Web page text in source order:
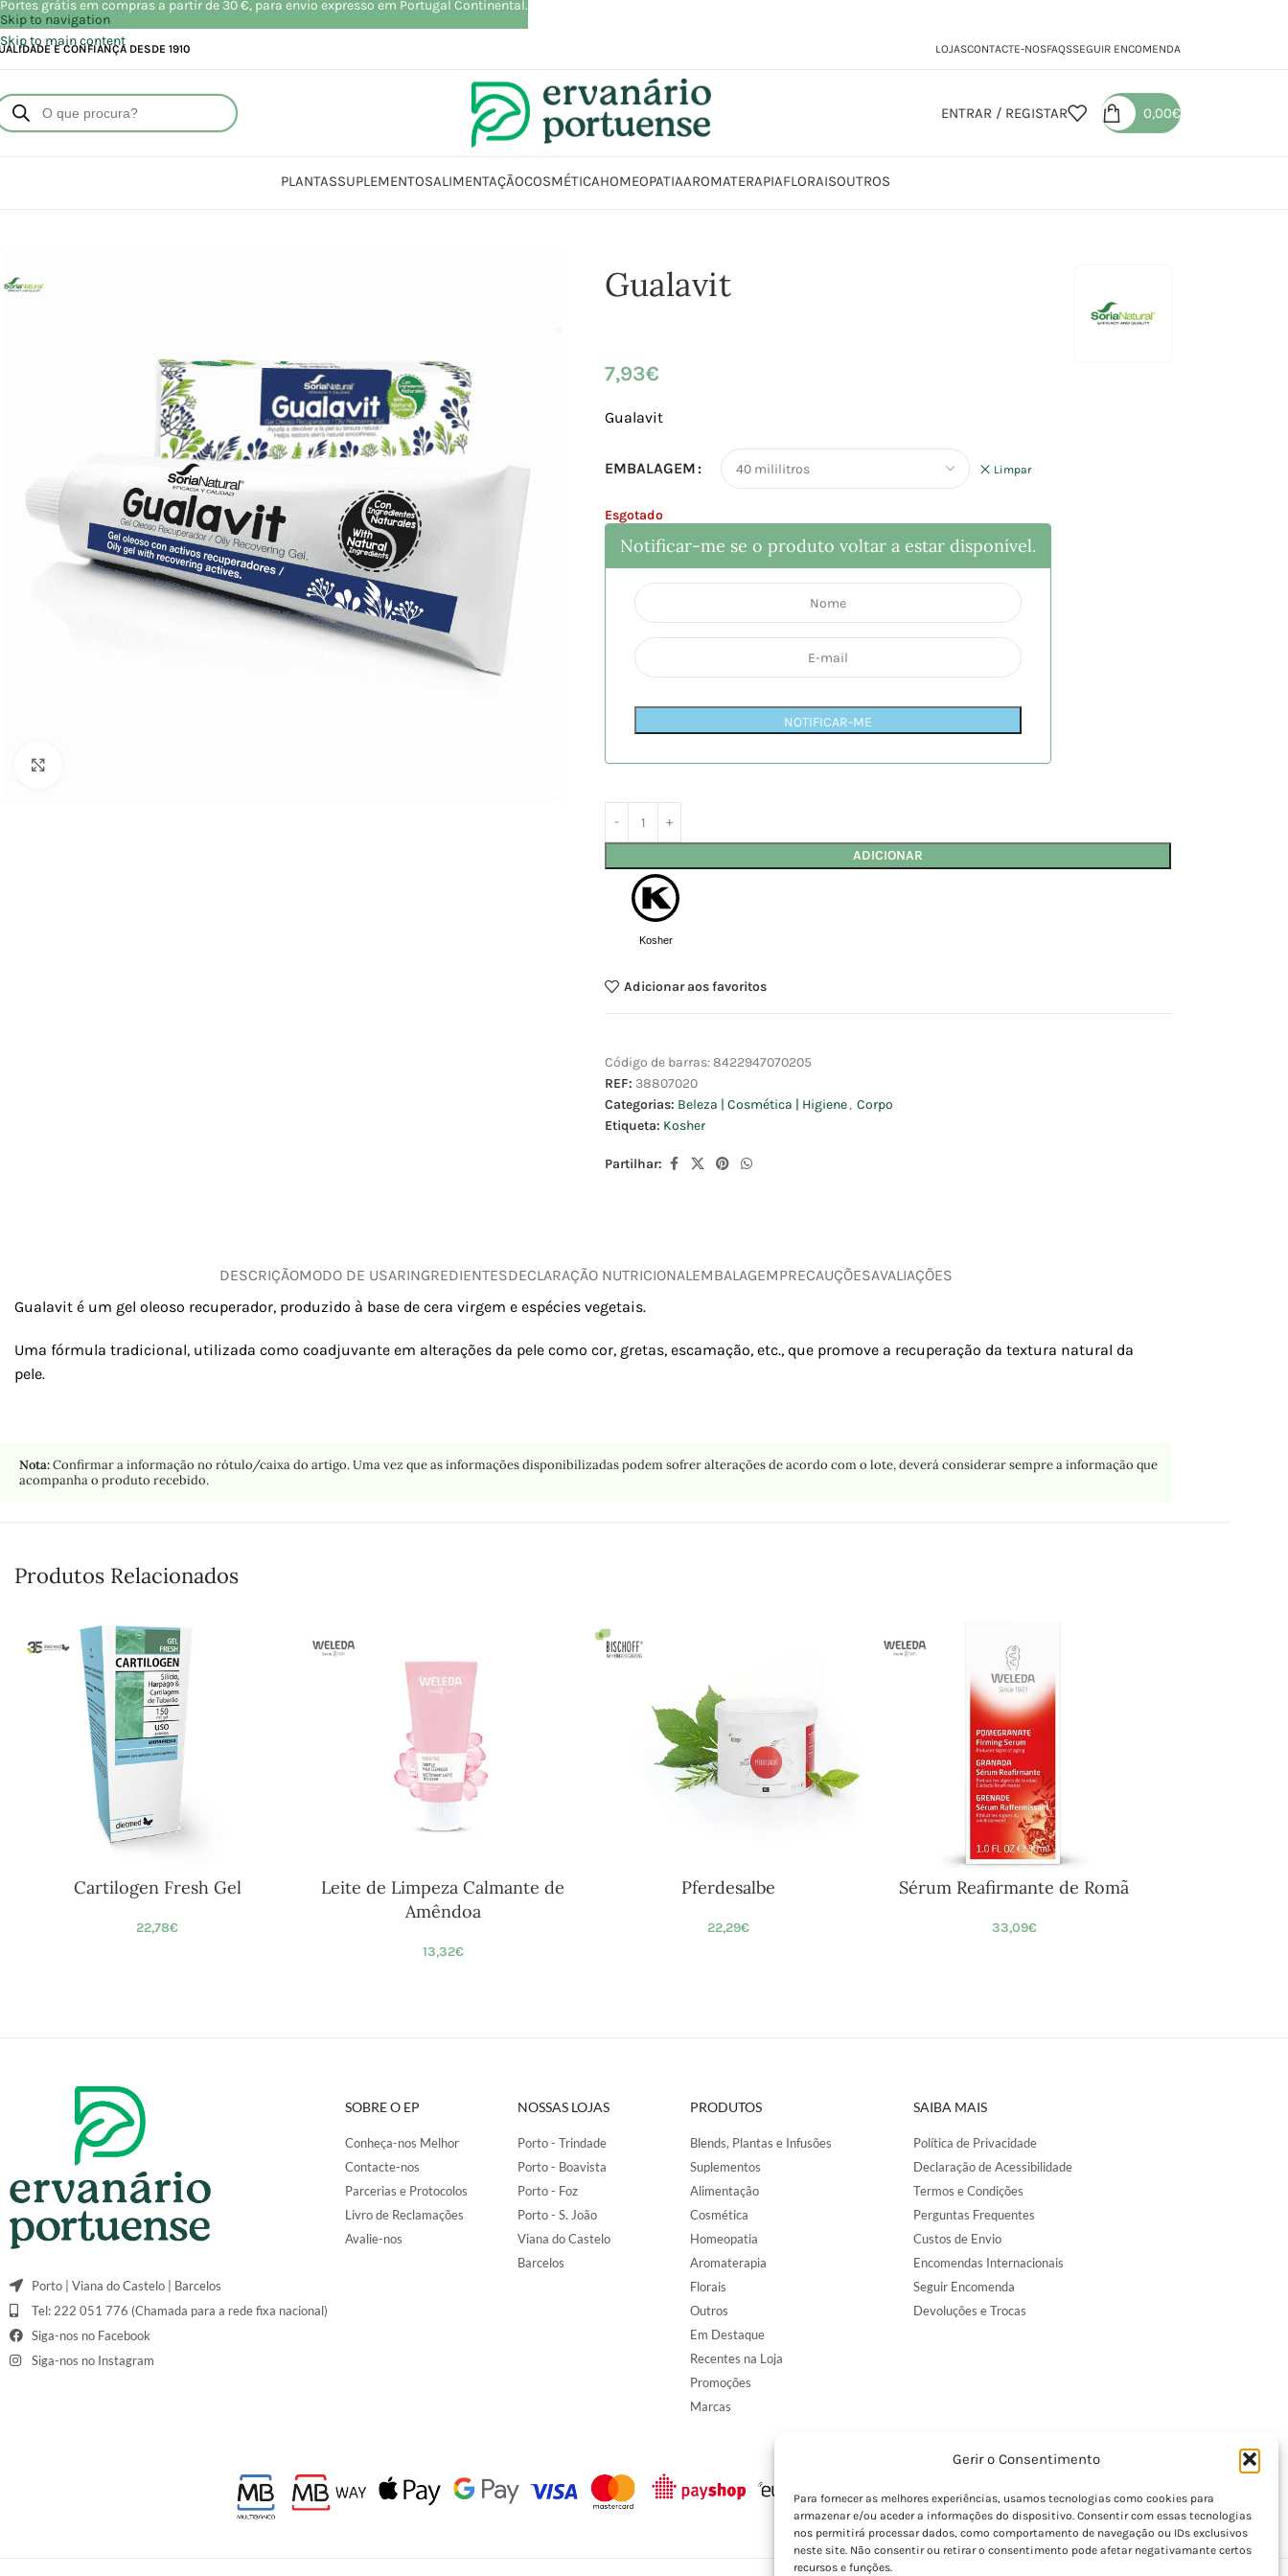
Gerir o Consentimento
Para fornecer as melhores experiências, usamos tecnologias como cookies para
armazenar e/ou aceder a informações do dispositivo. Consentir com essas tecnologias
nos permitirá processar dados, como comportamento de navegação ou IDs exclusivos
neste site. Não consentir ou retirar o consentimento pode afetar negativamante certos
recursos e funções.
Skip to navigation
Skip to main content
E CONFIANÇA DESDE 1910 LOJASCONTACTE-NOSFAQSSEGUIR ENCOMENDA
ENTRAR / REGISTAR 0,00€
PLANTASSUPLEMENTOSALIMENTAÇÃOCOSMÉTICAHOMEOPATIAAROMATERAPIAFLORAISOUTROS
Gualavit
7,93€
Gualavit
EMBALAGEM Limpar
Esgotado
Notificar-me se o produto voltar a estar disponível.
NOTIFICAR-ME
ADICIONAR
Kosher
Adicionar aos favoritos
Código de barras:8422947070205
REF: 38807020
Categorias: Beleza | Cosmética | Higiene, Corpo
Etiqueta: Kosher
Partilhar:
DESCRIÇÃOMODO DE USARINGREDIENTESDECLARAÇÃO NUTRICIONAL EMBALAGEMPRECAUÇÕESAVALIAÇÕES
Gualavit é um gel oleoso recuperador, produzido à base de cera virgem e espécies vegetais.
Uma fórmula tradicional, utilizada como coadjuvante em alterações da pele como cor, gretas, escamação, etc., que promove a recuperação da textura natural da
pele.
Nota:Confirmar a informação no rótulo/caixa do artigo. Uma vez que as informações disponibilizadas podem sofrer alterações de acordo com o lote, deverá considerar sempre a informação que
acompanha o produto recebido.
Produtos Relacionados
Cartilogen Fresh Gel
22,78€
Leite de Limpeza Calmante de
Amêndoa
13,32€
Pferdesalbe
22,29€
Sérum Reafirmante de Romã
33,09€
Porto | Viana do Castelo | Barcelos
Tel: 222 051 776 (Chamada para a rede fixa nacional)
Siga-nos no Facebook
Siga-nos no Instagram
SOBRE O EP
Conheça-nos Melhor
Contacte-nos
Parcerias e Protocolos
Livro de Reclamações
Avalie-nos
NOSSAS LOJAS
Porto - Trindade
Porto - Boavista
Porto - Foz
Porto - S. João
Viana do Castelo
Barcelos
PRODUTOS
Blends, Plantas e Infusões
Suplementos
Alimentação
Cosmética
Homeopatia
Aromaterapia
Florais
Outros
Em Destaque
Recentes na Loja
Promoções
Marcas
SAIBA MAIS
Política de Privacidade
Declaração de Acessibilidade
Termos e Condições
Perguntas Frequentes
Custos de Envio
Encomendas Internacionais
Seguir Encomenda
Devoluções e Trocas
Portes grátis em compras a partir de 30 €, para envio expresso em Portugal Continental.